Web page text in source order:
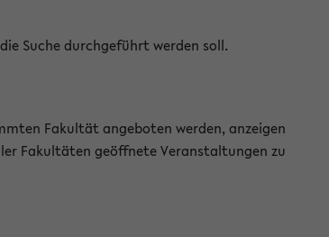
Suche durchgeführt werden soll.
Fakultät angeboten werden, anzeigen
Fakultäten geöffnete Veranstaltungen zu